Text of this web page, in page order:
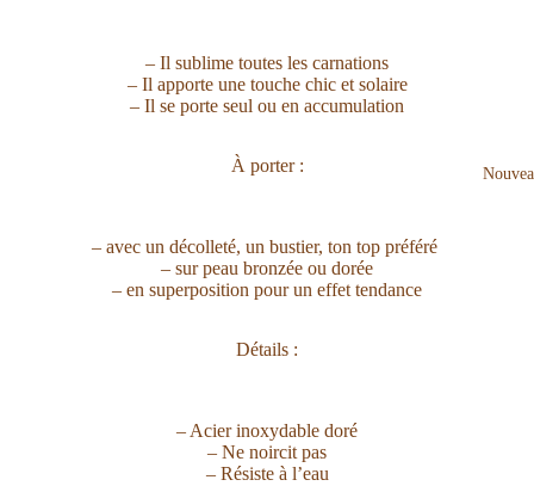
– Il sublime toutes les carnations
– Il apporte une touche chic et solaire
– Il se porte seul ou en accumulation
À porter :
– avec un décolleté, un bustier, ton top préféré
– sur peau bronzée ou dorée
– en superposition pour un effet tendance
Détails :
– Acier inoxydable doré
– Ne noircit pas
– Résiste à l’eau